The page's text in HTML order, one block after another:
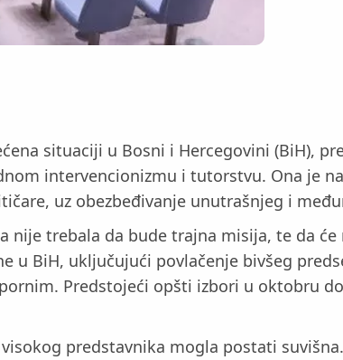
situaciji u Bosni i Hercegovini (BiH),
intervencionizmu i tutorstvu. Ona je
uz obezbeđivanje unutrašnjeg i
nije trebala da bude trajna misija, te da
u BiH, uključujući povlačenje bivšeg
Predstojeći opšti izbori u oktobru
predstavnika mogla postati